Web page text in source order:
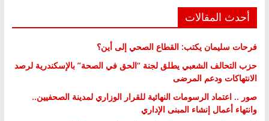
أحدث المقالات
فرحات سليمان يكتب: القطاع الصحي إلى أين؟
حزب التحالف الشعبي يطلق لجنة “الحق في الصحة” بالإسكندرية لرصد
الانتهاكات ودعم المرضى
صور .. اعتماد الرسومات النهائية للقرار الوزاري لمدينة الصحفيين..
وانتهاء أعمال إنشاء المبنى الإداري